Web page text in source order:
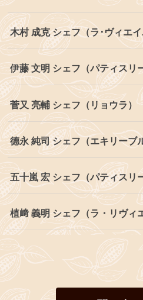
木村 成克 シェフ（ラ･ヴィエ
伊藤 文明 シェフ（パティスリ
菅又 亮輔 シェフ（リョウラ）
德永 純司 シェフ（エキリーブ
五十嵐 宏 シェフ（パティスリ
植﨑 義明 シェフ（ラ・リヴィ